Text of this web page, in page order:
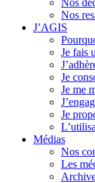
Nos
J’AGIS
Je fais
Je
Je me
Je
Médias
Nos
Les